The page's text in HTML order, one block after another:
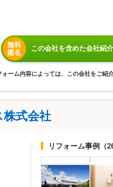
無料
匿名
この会社を含めた会社紹
ーム内容によっては、この会社をご紹
株式会社
リフォーム事例 （